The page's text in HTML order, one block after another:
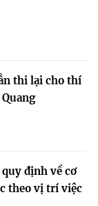
thi lại cho thí
định về cơ
theo vị trí việc